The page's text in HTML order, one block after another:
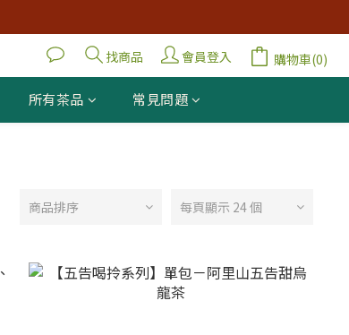
找商品 會員登入 購物車(0)
所有茶品 常見問題
商品排序 每頁顯示 24 個